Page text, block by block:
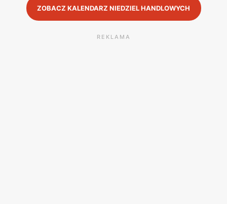
ZOBACZ KALENDARZ NIEDZIEL HANDLOWYCH
REKLAMA